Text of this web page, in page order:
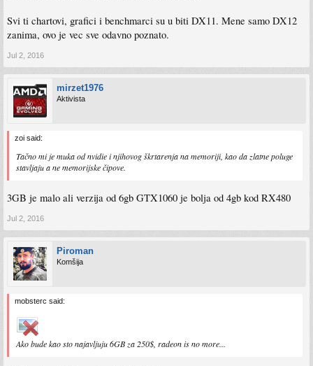
Svi ti chartovi, grafici i benchmarci su u biti DX11. Mene samo DX12
zanima, ovo je vec sve odavno poznato.
Jul 2, 2016
mirzet1976
Aktivista
zoi said:
Tačno mi je muka od nvidie i njihovog škrtarenja na memoriji, kao da zlatne poluge
stavljaju a ne memorijske čipove.
3GB je malo ali verzija od 6gb GTX1060 je bolja od 4gb kod RX480
Jul 2, 2016
Piroman
Komšija
mobsterc said:
Ako bude kao sto najavljuju 6GB za 250$, radeon is no more...